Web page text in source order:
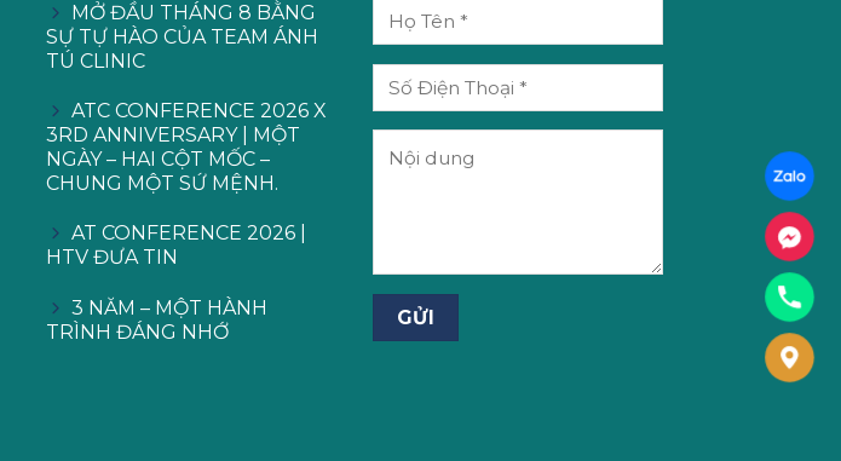
MỞ ĐẦU THÁNG 8 BẰNG
SỰ TỰ HÀO CỦA TEAM ÁNH
TÚ CLINIC
ATC CONFERENCE 2026 X
3RD ANNIVERSARY | MỘT
NGÀY – HAI CỘT MỐC –
CHUNG MỘT SỨ MỆNH.
AT CONFERENCE 2026 |
HTV ĐƯA TIN
3 NĂM – MỘT HÀNH
TRÌNH ĐÁNG NHỚ